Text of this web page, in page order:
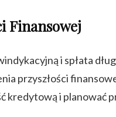
Finansowej
i spłata
przyszłości
kredytową i planować